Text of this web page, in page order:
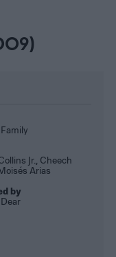
Jr., Cheech
Arias
by